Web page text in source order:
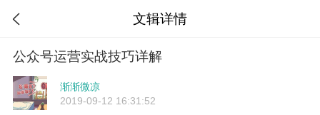
 文辑详情
公众号运营实战技巧详解
渐渐微凉
2019-09-12 16:31:52